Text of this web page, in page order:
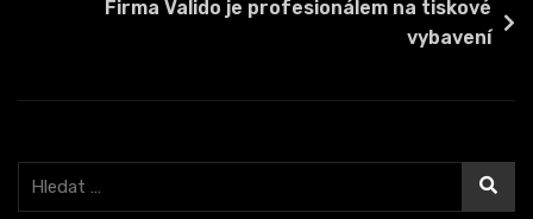
příspěvekFirma Valido je profesionálem na tiskové
vybavení